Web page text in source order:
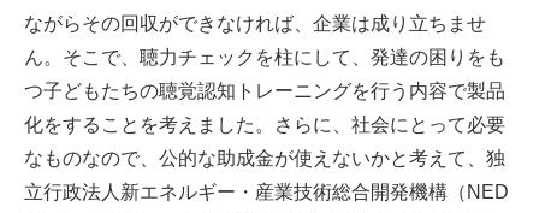
ながらその回収ができなければ、企業は成り立ちませ
ん。そこで、聴力チェックを柱にして、発達の困りをも
つ子どもたちの聴覚認知トレーニングを行う内容で製品
化をすることを考えました。さらに、社会にとって必要
なものなので、公的な助成金が使えないかと考えて、独
立行政法人新エネルギー・産業技術総合開発機構（NED